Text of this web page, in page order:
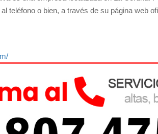
teléfono o bien, a través de su página web